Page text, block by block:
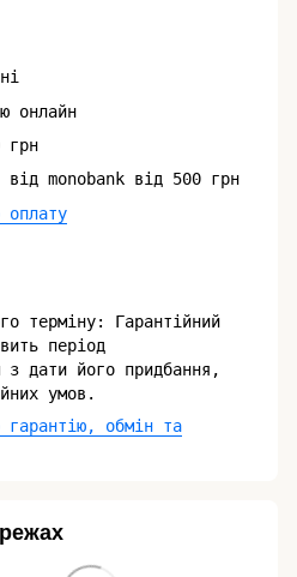
онлайн
грн
від monobank від 500 грн
оплату
терміну: Гарантійний
період
з дати його придбання,
умов.
гарантію, обмін та